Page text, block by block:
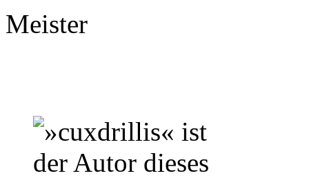
Meister